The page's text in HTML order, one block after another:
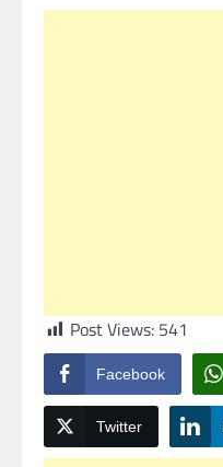
Post Views: 541
Facebook
Twitter